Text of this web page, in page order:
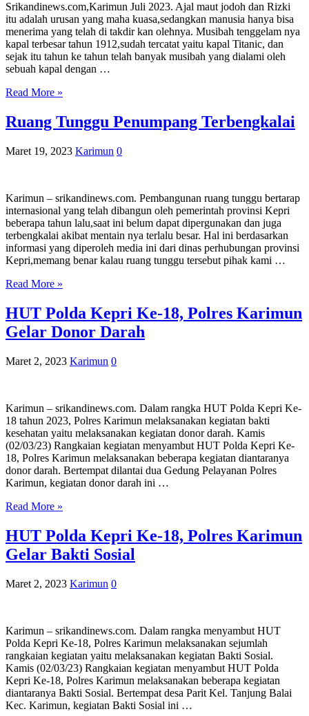
Srikandinews.com,Karimun Juli 2023. Ajal maut jodoh dan Rizki
itu adalah urusan yang maha kuasa,sedangkan manusia hanya bisa
menerima yang telah di takdir kan olehnya. Musibah tenggelam nya
kapal terbesar tahun 1912,sudah tercatat yaitu kapal Titanic, dan
sejak itu tahun ke tahun telah banyak musibah yang dialami oleh
sebuah kapal dengan …
Read More »
Ruang Tunggu Penumpang Terbengkalai
Maret 19, 2023 Karimun 0
Karimun – srikandinews.com. Pembangunan ruang tunggu bertarap
internasional yang telah dibangun oleh pemerintah provinsi Kepri
beberapa tahun lalu,saat ini belum dapat dipergunakan dan juga
terbengkalai akibat mentain nya terlalu besar. Hal ini berdasarkan
informasi yang diperoleh media ini dari dinas perhubungan provinsi
Kepri,memang benar kalau ruang tunggu tersebut pihak kami …
Read More »
HUT Polda Kepri Ke-18, Polres Karimun
Gelar Donor Darah
Maret 2, 2023 Karimun 0
Karimun – srikandinews.com. Dalam rangka HUT Polda Kepri Ke-
18 tahun 2023, Polres Karimun melaksanakan kegiatan bakti
kesehatan yaitu melaksanakan kegiatan donor darah. Kamis
(02/03/23) Rangkaian kegiatan menyambut HUT Polda Kepri Ke-
18, Polres Karimun melaksanakan beberapa kegiatan diantaranya
donor darah. Bertempat dilantai dua Gedung Pelayanan Polres
Karimun, kegiatan donor darah ini …
Read More »
HUT Polda Kepri Ke-18, Polres Karimun
Gelar Bakti Sosial
Maret 2, 2023 Karimun 0
Karimun – srikandinews.com. Dalam rangka menyambut HUT
Polda Kepri Ke-18, Polres Karimun melaksanakan sejumlah
rangkaian kegiatan yaitu melaksanakan kegiatan Bakti Sosial.
Kamis (02/03/23) Rangkaian kegiatan menyambut HUT Polda
Kepri Ke-18, Polres Karimun melaksanakan beberapa kegiatan
diantaranya Bakti Sosial. Bertempat desa Parit Kel. Tanjung Balai
Kec. Karimun, kegiatan Bakti Sosial ini …